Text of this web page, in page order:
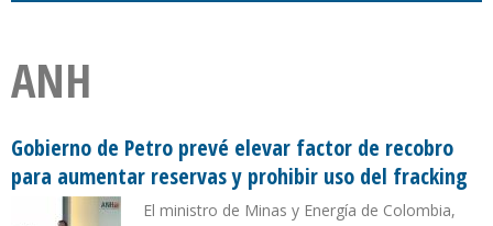
ANH
Gobierno de Petro prevé elevar factor de recobro
para aumentar reservas y prohibir uso del fracking
El ministro de Minas y Energía de Colombia,